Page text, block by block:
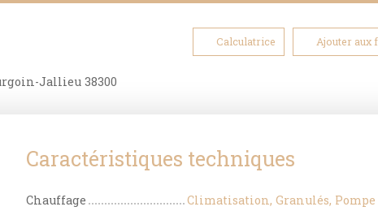
Calculatrice Ajouter aux
Jallieu 38300
Caractéristiques techniques
Chauffage
Climatisation, Granulés,